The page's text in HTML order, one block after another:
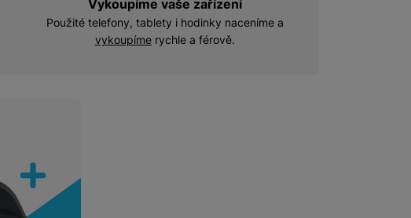
Vykoupíme vaše zařízení
Použité telefony, tablety i hodinky naceníme a
vykoupímerychle a férově.